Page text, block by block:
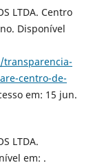
LTDA. Centro
Disponível
centro-de-
em: 15 jun.
LTDA.
em: .